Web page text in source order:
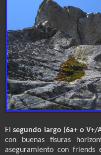
Elsegundo largo (6a+ o V+/
con buenas fisuras
aseguramiento con